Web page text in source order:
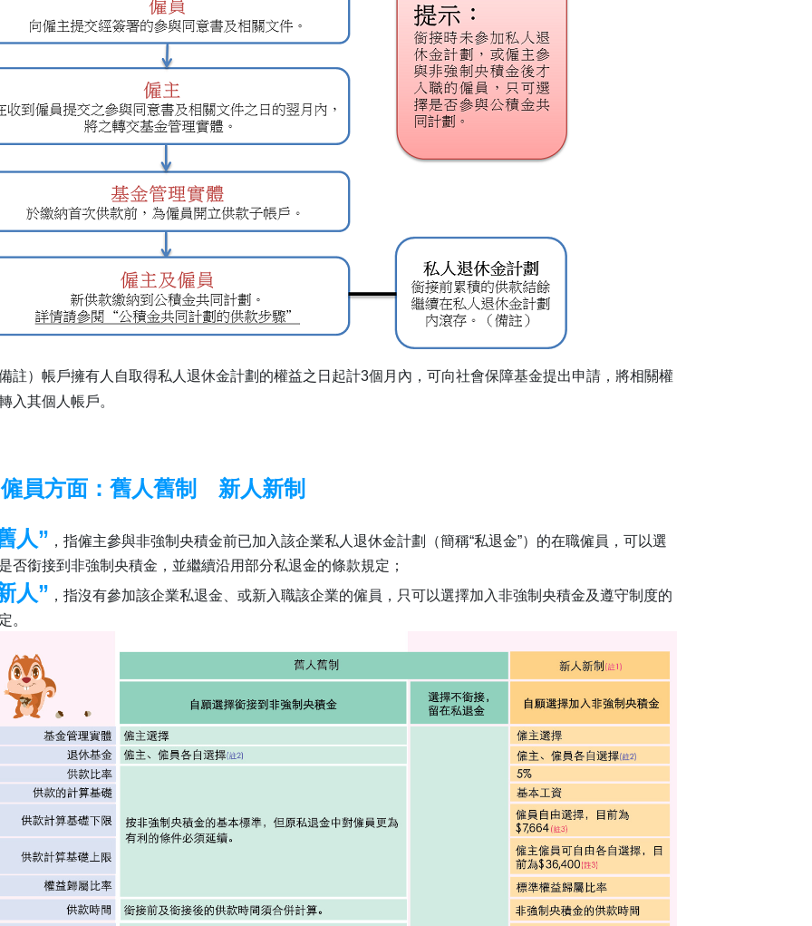
註）帳戶擁有人自取得私人退休金計劃的權益之日起計3個月內，可向社會保障基金提出申請，將相關權
入其個人帳戶。
僱員方面：舊人舊制 新人新制
人” ，指僱主參與非強制央積金前已加入該企業私人退休金計劃（簡稱“私退金”）的在職僱員，可以選
否銜接到非強制央積金，並繼續沿用部分私退金的條款規定；
人” ，指沒有參加該企業私退金、或新入職該企業的僱員，只可以選擇加入非強制央積金及遵守制度的
。